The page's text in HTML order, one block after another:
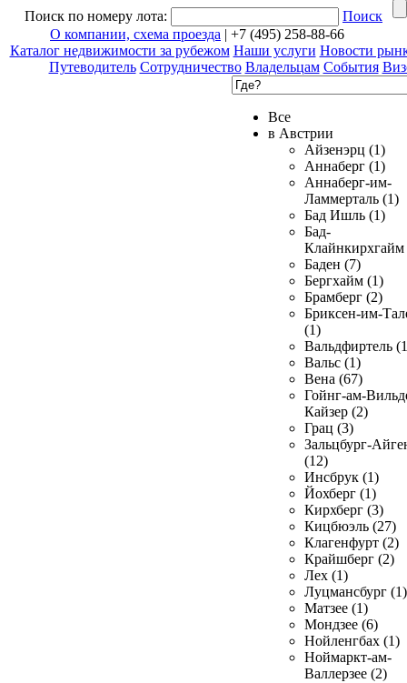
Поиск по номеру лота:
Поиск
О компании, схема проезда | +7 (495) 258-88-66
Каталог недвижимости за рубежом Наши услуги Новости
Путеводитель Сотрудничество Владельцам События
Все
в Австрии
Айзенэрц (1)
Аннаберг (1)
Аннаберг-им-
Ламмерталь (1)
Бад Ишль (1)
Бад-
Клайнкирхгайм
Баден (7)
Бергхайм (1)
Брамберг (2)
Бриксен-им-
(1)
Вальдфиртель
Вальс (1)
Вена (67)
Гойнг-ам-
Кайзер (2)
Грац (3)
Зальцбург-
(12)
Инсбрук (1)
Йохберг (1)
Кирхберг (3)
Кицбюэль (27)
Клагенфурт (2)
Крайшберг (2)
Лех (1)
Луцмансбург (1)
Матзее (1)
Мондзее (6)
Нойленгбах (1)
Ноймаркт-ам-
Валлерзее (2)